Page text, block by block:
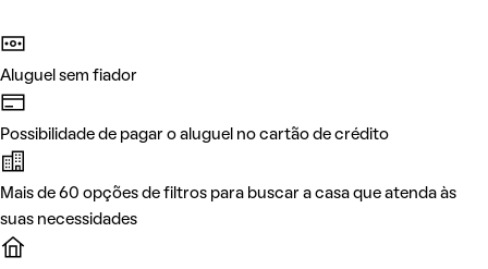
Aluguel sem fiador
Possibilidade de pagar o aluguel no cartão de crédito
Mais de 60 opções de filtros para buscar a casa que atenda às
suas necessidades